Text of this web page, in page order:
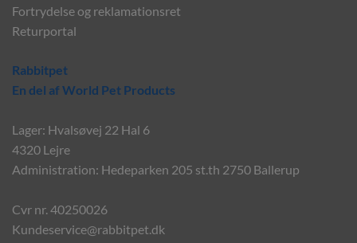
Fortrydelse og reklamationsret
Returportal
Rabbitpet
En del af World Pet Products
Lager: Hvalsøvej 22 Hal 6
4320 Lejre
Administration: Hedeparken 205 st.th 2750 Ballerup
Cvr nr. 40250026
Kundeservice@rabbitpet.dk